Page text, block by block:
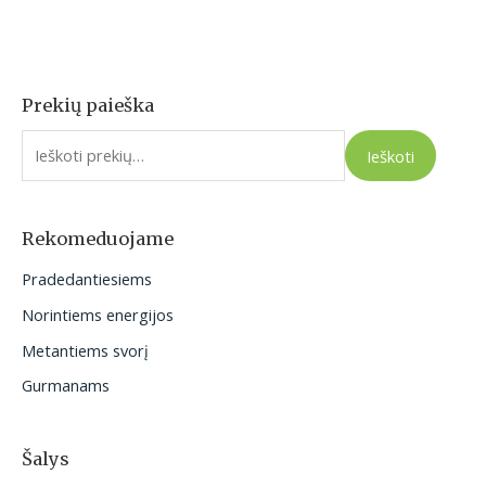
Prekių paieška
I
e
o
:
Ieškoti
Rekomeduojame
Pradedantiesiems
Norintiems energijos
Metantiems svorį
Gurmanams
Šalys